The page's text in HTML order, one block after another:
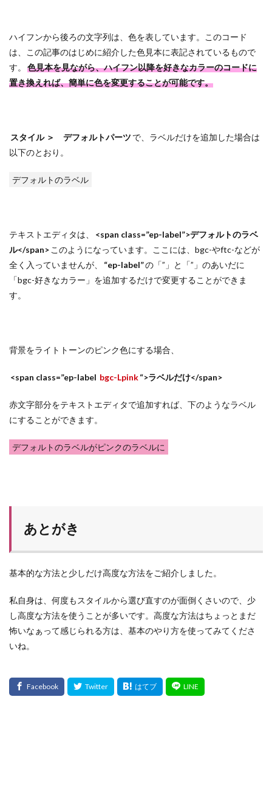
ハイフンから後ろの文字列は、色を表しています。このコード
は、この記事のはじめに紹介した色見本に表記されているもので
す。
色見本を見ながら、ハイフン以降を好きなカラーのコードに
置き換えれば、簡単に色を変更することが可能です。
スタイル ＞ デフォルトパーツ で、ラベルだけを追加した場合は
以下のとおり。
デフォルトのラベル
テキストエディタは、
<span class=”ep-label”>デフォルトのラベ
ル</span>このようになっています。ここには、bgc-やftc-などが
全く入っていませんが、
“ep-label”の「”」と「”」のあいだに
「bgc-好きなカラー」を追加するだけで変更することができま
す。
背景をライトトーンのピンク色にする場合、
<span class=”ep-label bgc-Lpink“>ラベルだけ</span>
赤文字部分をテキストエディタで追加すれば、下のようなラベル
にすることができます。
デフォルトのラベルがピンクのラベルに
あとがき
基本的な方法と少しだけ高度な方法をご紹介しました。
私自身は、何度もスタイルから選び直すのが面倒くさいので、少
し高度な方法を使うことが多いです。高度な方法はちょっとまだ
怖いなぁって感じられる方は、基本のやり方を使ってみてくださ
いね。